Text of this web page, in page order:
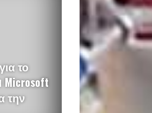
το
Microsoft
την